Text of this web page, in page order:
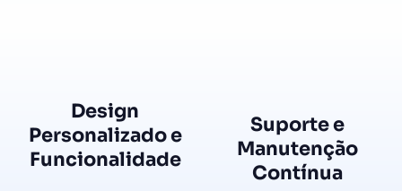
Design
Personalizado e
Funcionalidade
Suporte e
Manutenção
Contínua